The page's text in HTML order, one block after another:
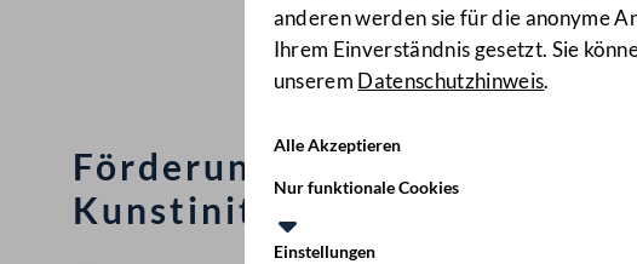
anderen werden sie für die anonyme
Ihrem Einverständnis gesetzt. Sie
unserem Datenschutzhinweis.
Alle Akzeptieren
Nur funktionale Cookies
Einstellungen
Förderungen für "Verein
Kunstinitiativen" und